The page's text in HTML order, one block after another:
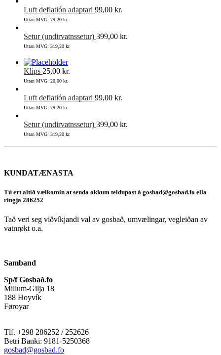
Luft deflatión adaptari 99,00 kr.
Uttan MVG: 79,20 kr.
Setur (undirvatnssetur) 399,00 kr.
Uttan MVG: 319,20 kr.
Klips 25,00 kr.
Uttan MVG: 20,00 kr.
Luft deflatión adaptari 99,00 kr.
Uttan MVG: 79,20 kr.
Setur (undirvatnssetur) 399,00 kr.
Uttan MVG: 319,20 kr.
KUNDATÆNASTA
Tú ert altíð vælkomin at senda okkum teldupost á gosbad@gosbad.fo ella
ringja 286252
Tað veri seg viðvíkjandi val av gosbað, umvælingar, vegleiðan av
vatnrøkt o.a.
Samband
Sp/f Gosbað.fo
Millum-Gilja 18
188 Hoyvík
Føroyar
Tlf. +298 286252 / 252626
Betri Banki: 9181-5250368
gosbad@gosbad.fo